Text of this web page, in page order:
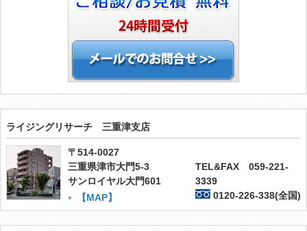
ライジングリサーチ 三重津支店
〒514-0027
三重県津市大門5-3
サンロイヤル大門601
【MAP】
TEL&FAX 059-221-
3339
0120-226-338(全国)